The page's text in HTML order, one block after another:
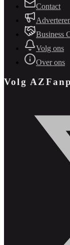
Contact
Business
Volg ons
Over ons
Volg